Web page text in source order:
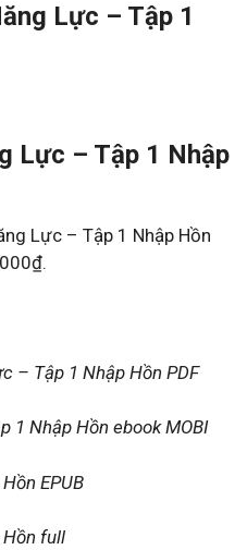
Lực – Tập 1
Lực – Tập 1 Nhập
Lực – Tập 1 Nhập Hồn
– Tập 1 Nhập Hồn PDF
1 Nhập Hồn ebook MOBI
EPUB
Hồn full